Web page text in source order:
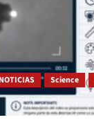
NOTICIAS Science